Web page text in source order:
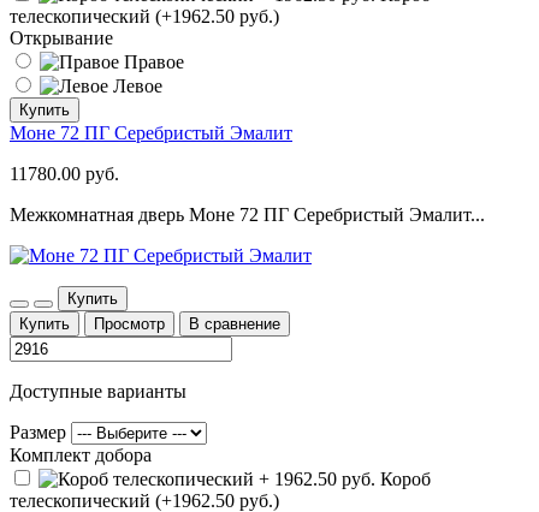
телескопический (+1962.50 руб.)
Открывание
Правое
Левое
Купить
Моне 72 ПГ Серебристый Эмалит
11780.00 руб.
Межкомнатная дверь Моне 72 ПГ Серебристый Эмалит...
Купить
Купить
Просмотр В сравнение
Доступные варианты
Размер
Комплект добора
Короб
телескопический (+1962.50 руб.)